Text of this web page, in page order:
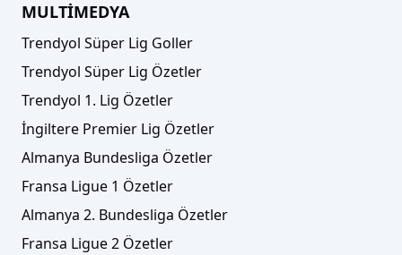
MULTİMEDYA
Trendyol Süper Lig Goller
Trendyol Süper Lig Özetler
Trendyol 1. Lig Özetler
İngiltere Premier Lig Özetler
Almanya Bundesliga Özetler
Fransa Ligue 1 Özetler
Almanya 2. Bundesliga Özetler
Fransa Ligue 2 Özetler